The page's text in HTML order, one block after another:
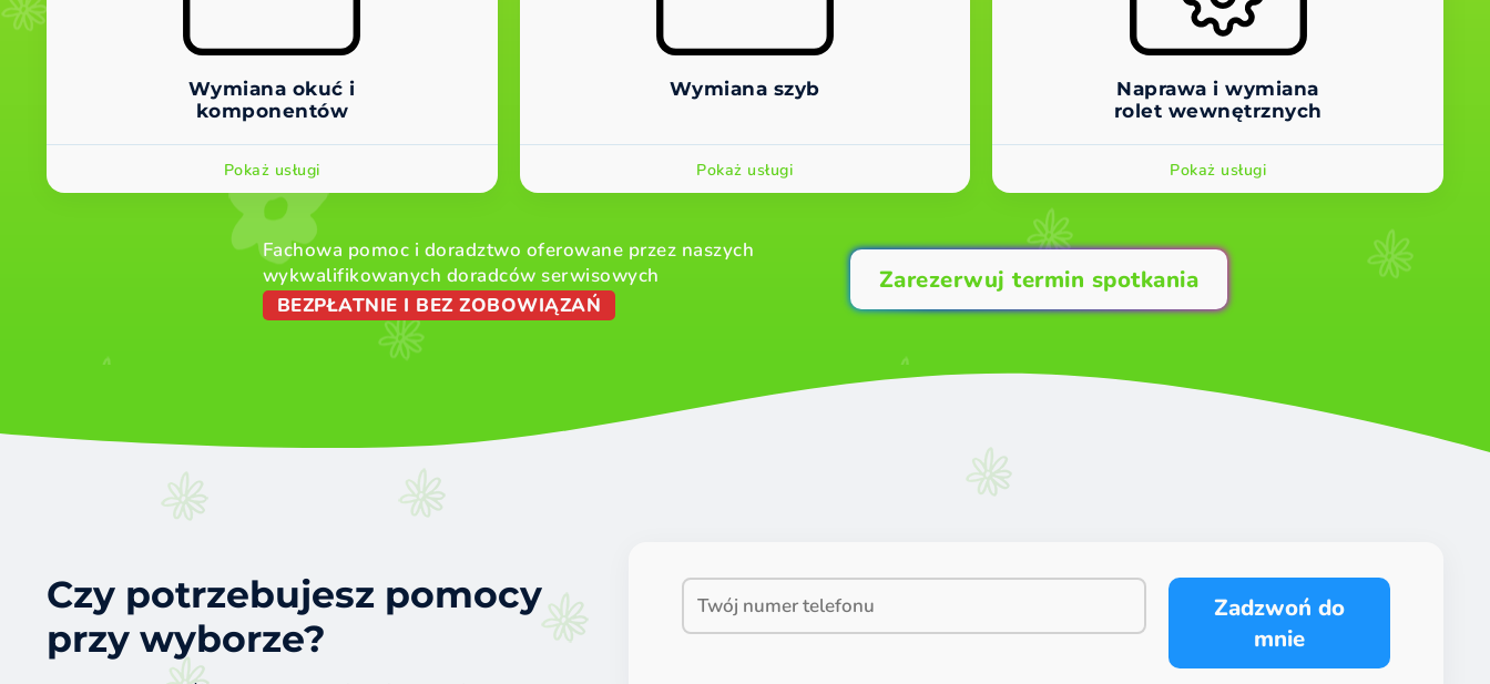
Wymiana okuć i
komponentów
Pokaż usługi
Wymiana szyb
Pokaż usługi
Naprawa i wymiana
rolet wewnętrznych
Pokaż usługi
Fachowa pomoc i doradztwo oferowane przez naszych
wykwalifikowanych doradców serwisowych
BEZPŁATNIE I BEZ ZOBOWIĄZAŃ
Zarezerwuj termin spotkania
Czy potrzebujesz pomocy
przy wyborze?
Zadzwoń do
mnie